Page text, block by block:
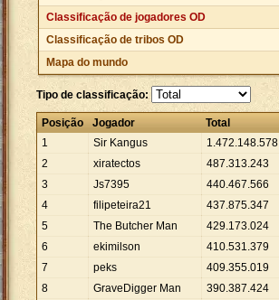
Classificação de jogadores OD
Classificação de tribos OD
Mapa do mundo
Tipo de classificação:
Posição Jogador
Total
1
Sir Kangus 1.472.148.578
2
xiratectos 487.313.243
3
Js7395 440.467.566
4
filipeteira21 437.875.347
5
The Butcher Man 429.173.024
6
ekimilson 410.531.379
7
peks 409.355.019
8
GraveDigger Man 390.387.424